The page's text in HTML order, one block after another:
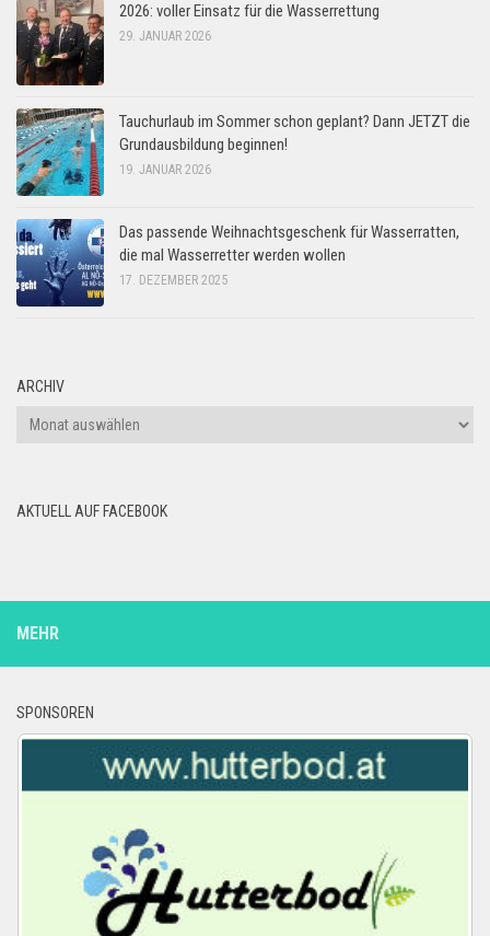
2026: voller Einsatz für die Wasserrettung
29. JANUAR 2026
Tauchurlaub im Sommer schon geplant? Dann JETZT die
Grundausbildung beginnen!
19. JANUAR 2026
Das passende Weihnachtsgeschenk für Wasserratten,
die mal Wasserretter werden wollen
17. DEZEMBER 2025
ARCHIV
Archiv
AKTUELL AUF FACEBOOK
MEHR
SPONSOREN